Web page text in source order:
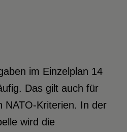
im Einzelplan 14
Das gilt auch für
NATO-Kriterien. In der
wird die